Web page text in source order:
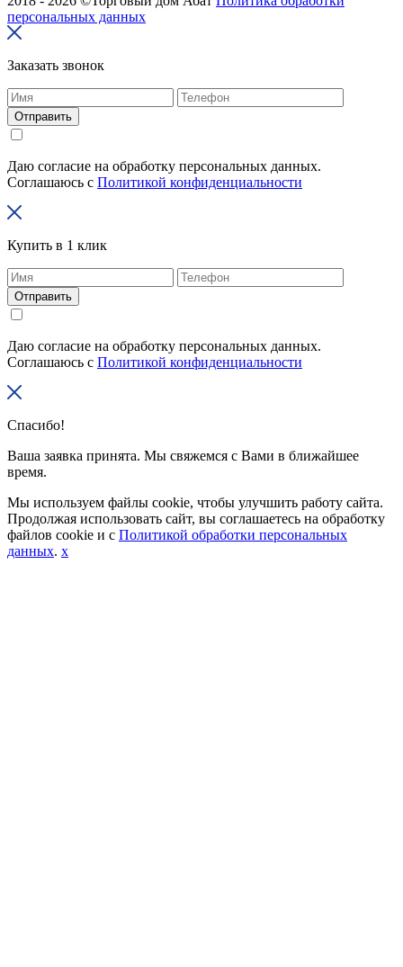
персональных данных
Заказать звонок
Отправить
Даю согласие на обработку персональных данных.
Соглашаюсь с Политикой конфиденциальности
Купить в 1 клик
Отправить
Даю согласие на обработку персональных данных.
Соглашаюсь с Политикой конфиденциальности
Спасибо!
Ваша заявка принята. Мы свяжемся с Вами в ближайшее
время.
Мы используем файлы cookie, чтобы улучшить работу сайта.
Продолжая использовать сайт, вы соглашаетесь на обработку
файлов cookie и с Политикой обработки персональных
данных. x